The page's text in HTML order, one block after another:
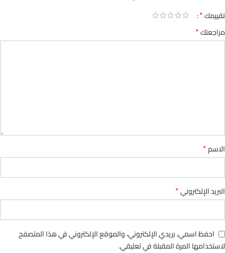
تقييمك*
مراجعتك*
الاسم*
البريد الإلكتروني*
احفظ اسمي، بريدي الإلكتروني، والموقع الإلكتروني في هذا المتصفح
لاستخدامها المرة المقبلة في تعليقي.